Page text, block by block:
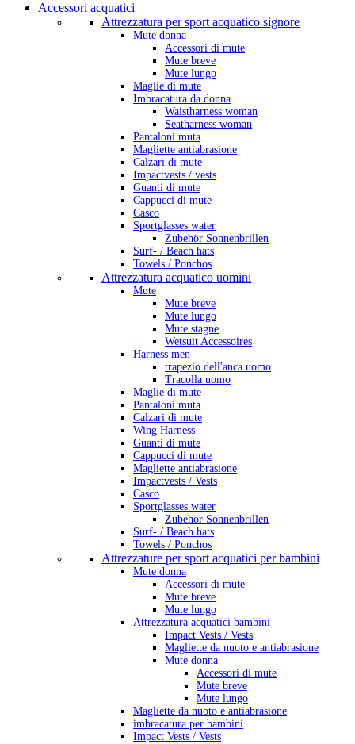
Accessori acquatici
Attrezzatura per sport acquatico signore
Mute donna
Accessori di mute
Mute breve
Mute lungo
Maglie di mute
Imbracatura da donna
Waistharness woman
Seatharness woman
Pantaloni muta
Magliette antiabrasione
Calzari di mute
Impactvests / vests
Guanti di mute
Cappucci di mute
Casco
Sportglasses water
Zubehör Sonnenbrillen
Surf- / Beach hats
Towels / Ponchos
Attrezzatura acquatico uomini
Mute
Mute breve
Mute lungo
Mute stagne
Wetsuit Accessoires
Harness men
trapezio dell'anca uomo
Tracolla uomo
Maglie di mute
Pantaloni muta
Calzari di mute
Wing Harness
Guanti di mute
Cappucci di mute
Magliette antiabrasione
Impactvests / Vests
Casco
Sportglasses water
Zubehör Sonnenbrillen
Surf- / Beach hats
Towels / Ponchos
Attrezzature per sport acquatici per bambini
Mute donna
Accessori di mute
Mute breve
Mute lungo
Attrezzatura acquatici bambini
Impact Vests / Vests
Magliette da nuoto e antiabrasione
Mute donna
Accessori di mute
Mute breve
Mute lungo
Magliette da nuoto e antiabrasione
imbracatura per bambini
Impact Vests / Vests